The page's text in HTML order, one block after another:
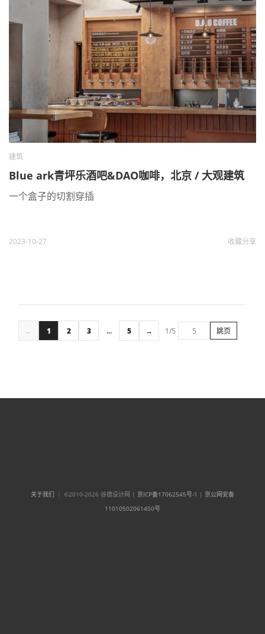
建筑
Blue ark青坪乐酒吧&DAO咖啡，北京 / 大观建筑
一个盒子的切割穿插
2023-10-27 收藏分享
← 1 2 3 ... 5 → 1/5 跳页
关于我们 ｜ ©2010-2026 谷德设计网 | 京ICP备17062545号-1 | 京公网安备
11010502061450号